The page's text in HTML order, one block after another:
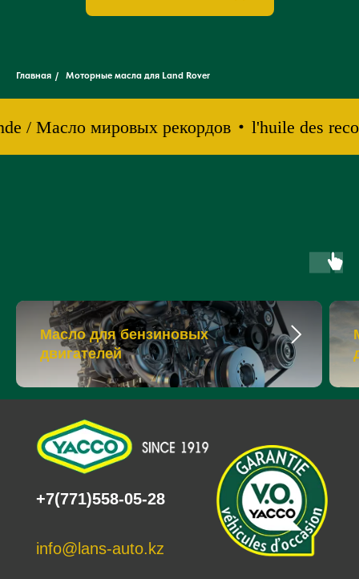
Главная / Моторные масла для Land Rover
/ Масло мировых рекордов l'huile des
Масло для бензиновых
двигателей
+7(771)558-05-28
info@lans-auto.kz